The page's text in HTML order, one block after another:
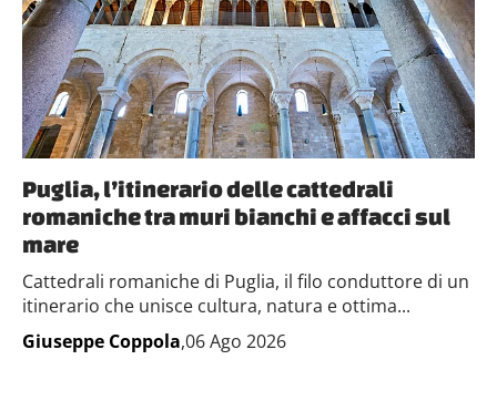
Puglia, l’itinerario delle cattedrali
romaniche tra muri bianchi e affacci sul
mare
Cattedrali romaniche di Puglia, il filo conduttore di un
itinerario che unisce cultura, natura e ottima...
Giuseppe Coppola,06 Ago 2026